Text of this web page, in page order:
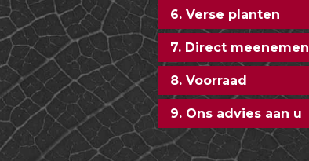
6. Verse planten
7. Direct meenemen
8. Voorraad
9. Ons advies aan u